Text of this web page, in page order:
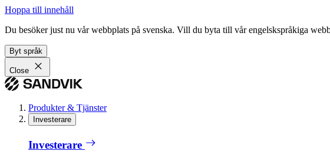
Hoppa till innehåll
Du besöker just nu vår webbplats på svenska. Vill du byta till vår engelskspråkiga
Byt språk
Close
Produkter & Tjänster
Investerare
Investerare